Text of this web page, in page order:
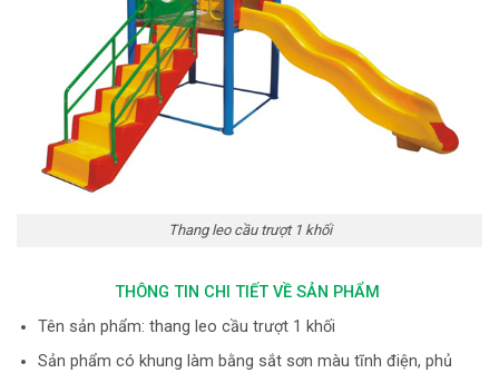
Thang leo cầu trượt 1 khối
THÔNG TIN CHI TIẾT VỀ SẢN PHẨM
Tên sản phẩm: thang leo cầu trượt 1 khối
Sản phẩm có khung làm bằng sắt sơn màu tĩnh điện, phủ